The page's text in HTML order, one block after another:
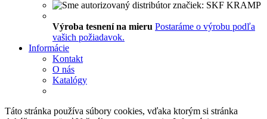
Výroba tesnení na mieru Postaráme o výrobu podľa
vašich požiadavok.
Informácie
Kontakt
O nás
Katalógy
Táto stránka používa súbory cookies, vďaka ktorým si stránka